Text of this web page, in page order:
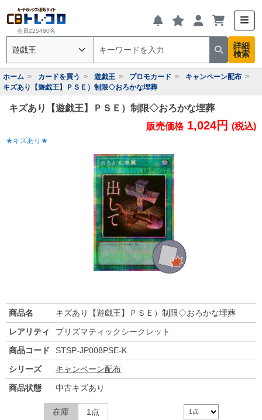
会員225480名
詳細
検索
ホーム カードを買う 遊戯王 プロモカード
キャンペーン配布
キズあり【遊戯王】ＰＳＥ）制限◇おろかな埋葬
キズあり【遊戯王】ＰＳＥ）制限◇おろかな埋葬
★キズあり★
販売価格 1,024円 (税込)
商品名
キズあり【遊戯王】ＰＳＥ）制限◇おろかな埋葬
レアリティ
プリズマティックシークレット
商品コード
STSP-JP008PSE-K
シリーズ
キャンペーン配布
商品状態
中古キズあり
在庫 1点